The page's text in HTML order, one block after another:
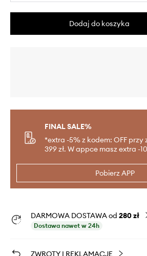
Dodaj do koszyka
FINAL SALE%
*extra -5% z kodem: OFF przy
399 zł. W appce masz extra -
Pobierz APP
DARMOWA DOSTAWA od 280 zł
Dostawa nawet w 24h
ZWROTY I REKLAMACJE